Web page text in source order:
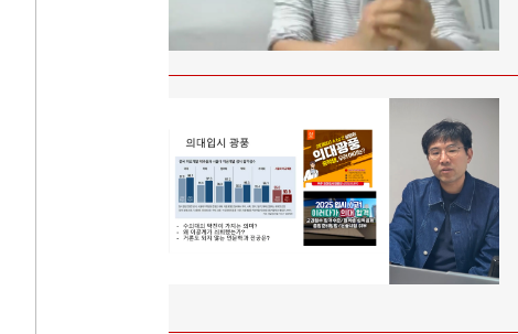
AI 국부펀드 구상 놓고 미국 진보진영 ..
AI 데이터센터 반대 투쟁은 새로운 글로..
AI의 숨은 환경 비용: 데이터센터 확산..
EU·우크라이나 드
나토, 우크라 군사
우크라이나, 덴마
러·우크라, 대규